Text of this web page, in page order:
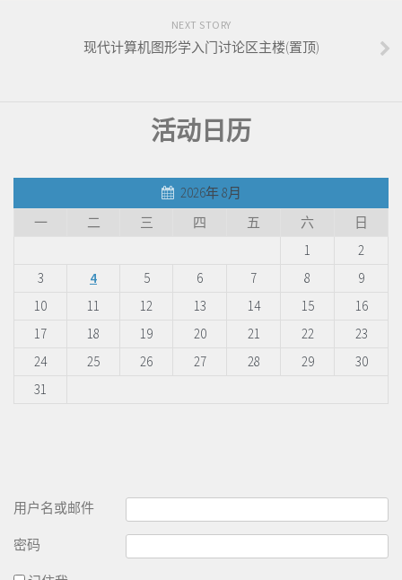
NEXT STORY
现代计算机图形学入门讨论区主楼(置顶)
活动日历
2026年 8月
一
二 三 四 五 六
日
1
2
3
4 5 6 7 8
9
10
11 12 13 14 15
16
17
18 19 20 21 22
23
24
25 26 27 28 29
30
31
用户名或邮件
密码